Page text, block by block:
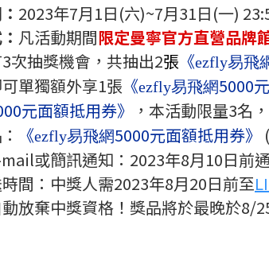
2023年7月1日(六)~7月31日(一)
凡活動期間限定曼寧官方直營品牌
次抽獎機會，共抽出2張 《ezfly易飛
單獨額外享1張 《ezfly易飛網5000
元面額抵用券》
，本活動限量3名
《ezfly易飛網5000元面額抵用券》
或簡訊通知：2023年8月10日前
間：中獎人需2023年8月20日前至
放棄中獎資格！獎品將於最晚於8/